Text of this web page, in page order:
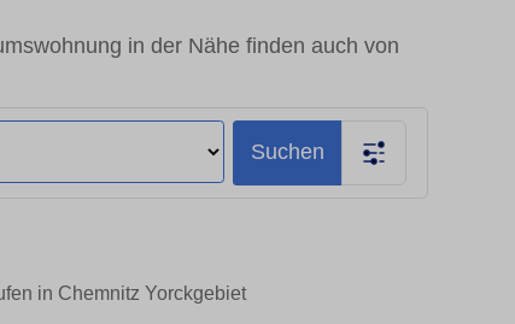
in der Nähe finden auch von
Suchen
in Chemnitz Yorckgebiet